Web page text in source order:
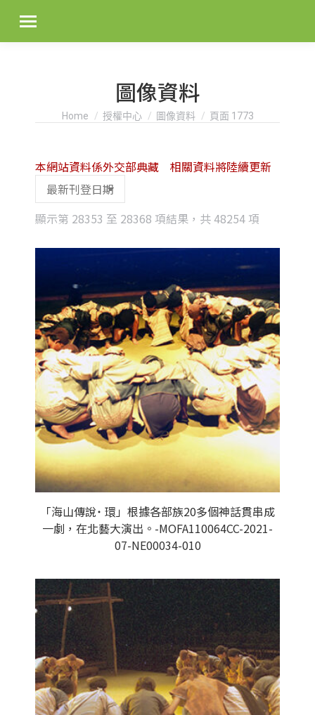
圖像資料
You are here:
Home 授權中心 圖像資料 頁面 1773
顯示第 28353 至 28368 項結果，共 48254 項
latest
本網站資料係外交部典藏 相關資料將陸續更新
「海山傳說˙ 環」根據各部族20多個神話貫串成
一劇，在北藝大演出。-MOFA110064CC-2021-
07-NE00034-010